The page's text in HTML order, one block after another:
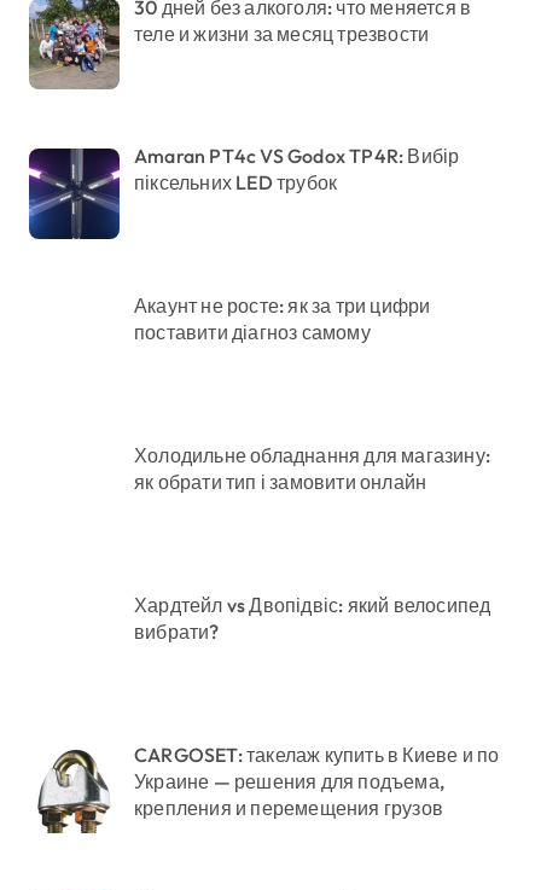
30 дней без алкоголя: что меняется в
теле и жизни за месяц трезвости
Amaran PT4c VS Godox TP4R: Вибір
піксельних LED трубок
Акаунт не росте: як за три цифри
поставити діагноз самому
Холодильне обладнання для магазину:
як обрати тип і замовити онлайн
Хардтейл vs Двопідвіс: який велосипед
вибрати?
CARGOSET: такелаж купить в Киеве и по
Украине — решения для подъема,
крепления и перемещения грузов